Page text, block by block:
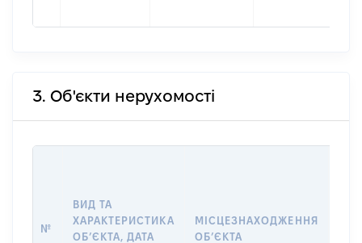
3. Об'єкти нерухомості
№
ВИД ТА
ХАРАКТЕРИСТИКА
ОБʼЄКТА, ДАТА
МІСЦЕЗНАХОДЖЕННЯ
ОБʼЄКТА